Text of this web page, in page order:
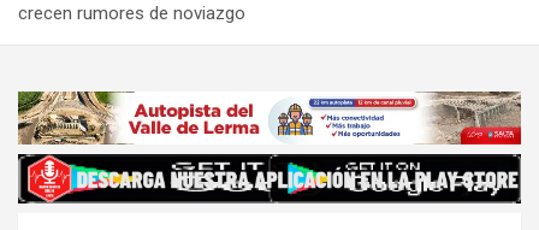
crecen rumores de noviazgo